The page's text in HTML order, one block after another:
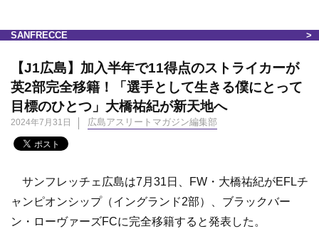
SANFRECCE
【J1広島】加入半年で11得点のストライカーが
英2部完全移籍！「選手として生きる僕にとって
目標のひとつ」大橋祐紀が新天地へ
2024年7月31日 広島アスリートマガジン編集部
サンフレッチェ広島は7月31日、FW・大橋祐紀がEFLチ
ャンピオンシップ（イングランド2部）、ブラックバー
ン・ローヴァーズFCに完全移籍すると発表した。